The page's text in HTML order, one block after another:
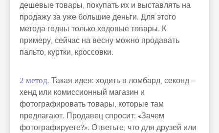
дешевые товары, покупать их и выставлять на
продажу за уже большие деньги. Для этого
метода годны только ходовые товары. К
примеру, сейчас на весну можно продавать
пальто, куртки, кроссовки.
2 метод. Такая идея: ходить в ломбард, секонд –
хенд или комиссионный магазин и
фотографировать товары, которые там
предлагают. Продавец спросит: «Зачем
фотографируете?». Ответьте, что для друзей или